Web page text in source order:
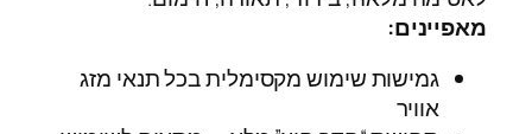
מאפיינים:
גמישות שימוש מקסימלית בכל תנאי מזג
אוויר